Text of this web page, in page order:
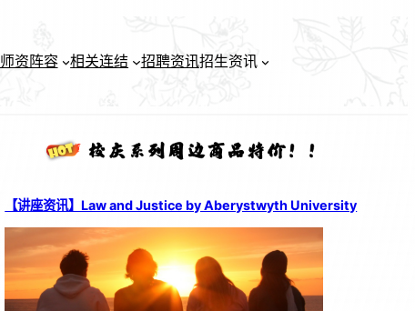
师资阵容 相关连结 招聘资讯招生资讯
【讲座资讯】Law and Justice by Aberystwyth University